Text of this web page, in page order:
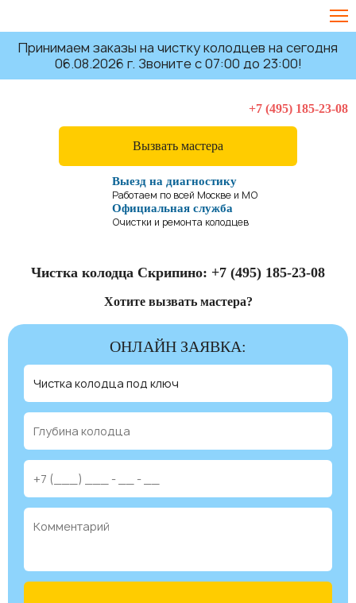
Принимаем заказы на чистку колодцев на сегодня
06.08.2026 г. Звоните с 07:00 до 23:00!
Вызвать мастера
Выезд на диагностику
Работаем по всей Москве и МО
Официальная служба
Очистки и ремонта колодцев
+7 (495) 185-23-08
Чистка колодца Скрипино: +7 (495) 185-23-08
Хотите вызвать мастера?
ОНЛАЙН ЗАЯВКА: